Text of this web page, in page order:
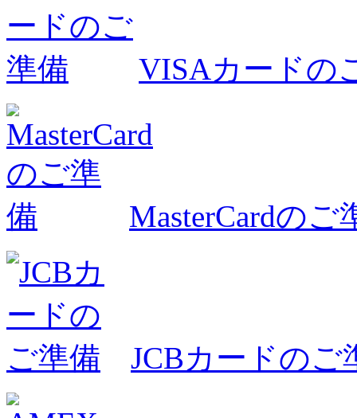
VISAカードの
MasterCardのご
JCBカードのご